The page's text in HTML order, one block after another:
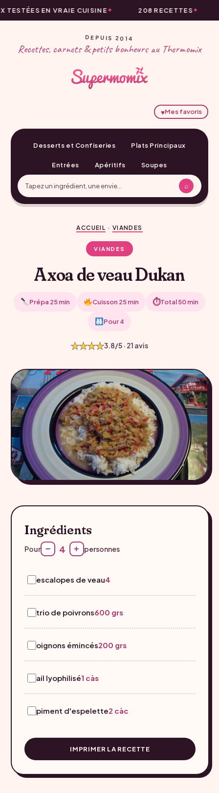
EN VRAIE CUISINE 208 RECETTES
DEPUIS 2014
Recettes, carnets & petits bonheurs au Thermomix
♥Mes favoris
Desserts et Confiseries Plats Principaux
Entrées Apéritifs Soupes
⌕
ACCUEIL · VIANDES
VIANDES
Axoa de veau Dukan
Prépa 25 min Cuisson 25 min ⏱Total 50 min
Pour 4
★★★★3.8/5 · 21 avis
Ingrédients
Pour − 4 + personnes
escalopes de veau4
trio de poivrons600 grs
oignons émincés200 grs
ail lyophilisé1 càs
piment d'espelette2 càc
IMPRIMER LA RECETTE